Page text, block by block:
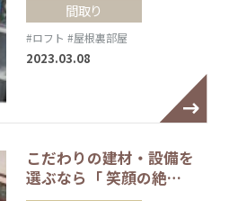
間取り
#ロフト #屋根裏部屋
2023.03.08
こだわりの建材・設備を
選ぶなら「 笑顔の絶…